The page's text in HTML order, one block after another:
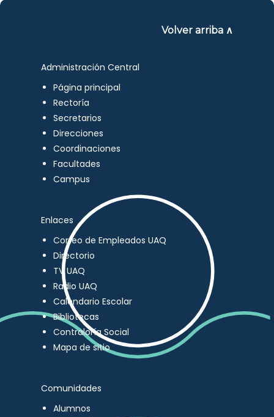
Volver arriba ∧
Administración Central
Página principal
Rectoría
Secretarios
Direcciones
Coordinaciones
Facultades
Campus
Enlaces
Correo de Empleados UAQ
Directorio
TV UAQ
Radio UAQ
Calendario Escolar
Bibliotecas
Contraloría Social
Mapa de sitio
Comunidades
Alumnos